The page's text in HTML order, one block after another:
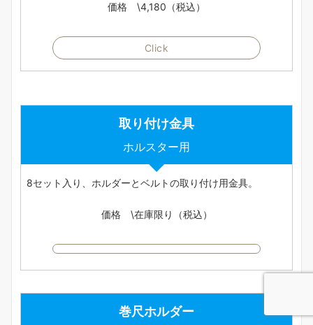
価格 \4,180（税込）
Click
取り付け金具
ホルスター用
8セット入り、ホルダーとベルトの取り付け用金具。
価格 \在庫限り（税込）
巻尺ホルダー